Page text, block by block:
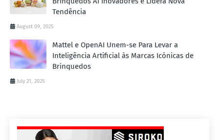
Tendência
August 09, 2025
Mattel e OpenAI Unem-se Para Levar a
Inteligência Artificial às Marcas Icónicas de
Brinquedos
July 21, 2025